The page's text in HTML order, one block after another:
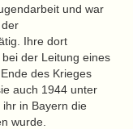
und war
Ihre dort
der Leitung eines
des Krieges
auch 1944 unter
in Bayern die
wurde.